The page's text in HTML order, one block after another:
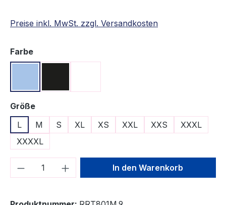
Preise inkl. MwSt. zzgl. Versandkosten
Farbeauswählen
Größeauswählen
L
M S XL XS XXL XXS
XXXL
XXXXL
Produkt Anzahl: Gib denIn den Warenkorb